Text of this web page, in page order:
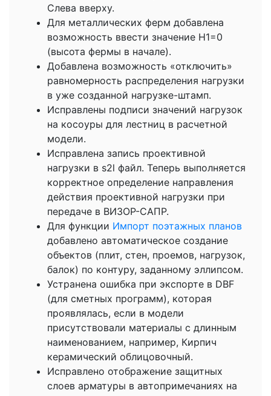
Слева вверху.
Для металлических ферм добавлена
возможность ввести значение H1=0
(высота фермы в начале).
Добавлена возможность «отключить»
равномерность распределения нагрузки
в уже созданной нагрузке-штамп.
Исправлены подписи значений нагрузок
на косоуры для лестниц в расчетной
модели.
Исправлена запись проективной
нагрузки в s2l файл. Теперь выполняется
корректное определение направления
действия проективной нагрузки при
передаче в ВИЗОР-САПР.
Для функции Импорт поэтажных планов
добавлено автоматическое создание
объектов (плит, стен, проемов, нагрузок,
балок) по контуру, заданному эллипсом.
Устранена ошибка при экспорте в DBF
(для сметных программ), которая
проявлялась, если в модели
присутствовали материалы с длинным
наименованием, например, Кирпич
керамический облицовочный.
Исправлено отображение защитных
слоев арматуры в автопримечаниях на